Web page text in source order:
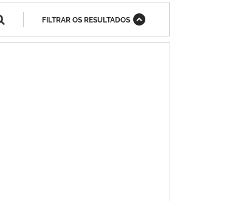
FILTRAR OS RESULTADOS